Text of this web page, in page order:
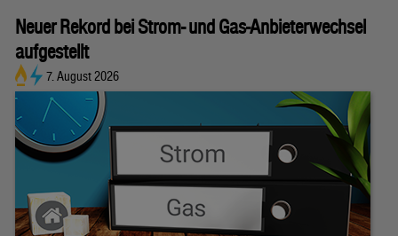
Neuer Rekord bei Strom- und Gas-Anbieterwechsel
aufgestellt
7. August 2026